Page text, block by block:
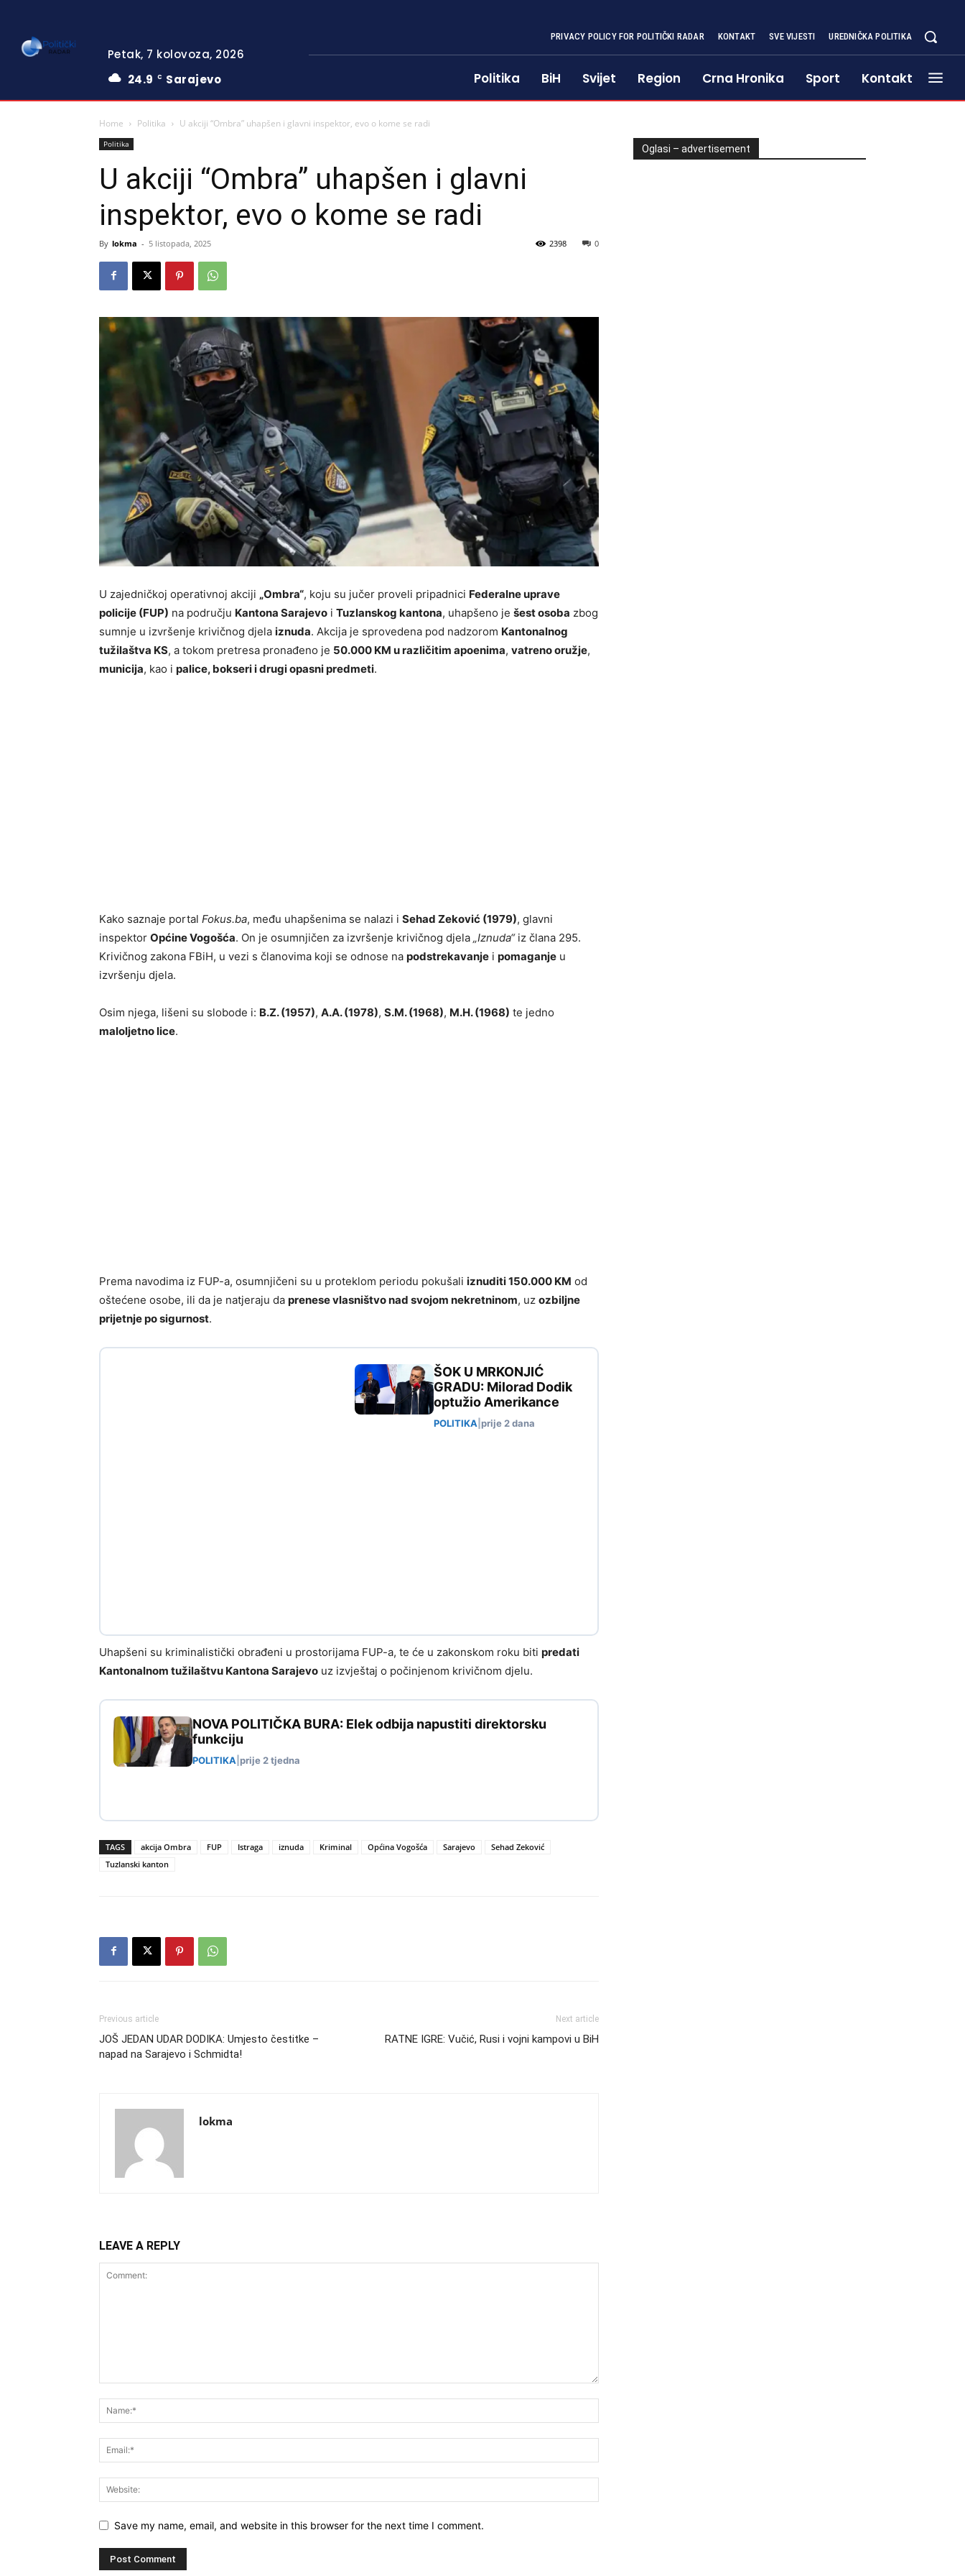
Petak, 7 kolovoza, 2026
24.9
C Sarajevo
PRIVACY POLICY FOR POLITIČKI RADAR KONTAKT SVE VIJESTI UREDNIČKA POLITIKA
Politika BiH Svijet Region Crna Hronika Sport Kontakt
Home Politika U akciji “Ombra” uhapšen i glavni inspektor, evo o kome se radi
Politika
U akciji “Ombra” uhapšen i glavni
inspektor, evo o kome se radi
By lokma - 5 listopada, 2025 0
2398
U zajedničkoj operativnoj akciji „Ombra“, koju su jučer proveli pripadnici Federalne uprave
policije (FUP) na području Kantona Sarajevo i Tuzlanskog kantona, uhapšeno je šest osoba zbog
sumnje u izvršenje krivičnog djela iznuda. Akcija je sprovedena pod nadzorom Kantonalnog
tužilaštva KS, a tokom pretresa pronađeno je 50.000 KM u različitim apoenima, vatreno oružje,
municija, kao i palice, bokseri i drugi opasni predmeti.
Kako saznaje portal Fokus.ba, među uhapšenima se nalazi i Sehad Zeković (1979), glavni
inspektor Općine Vogošća. On je osumnjičen za izvršenje krivičnog djela „Iznuda“iz člana 295.
Krivičnog zakona FBiH, u vezi s članovima koji se odnose na podstrekavanje i pomaganje u
izvršenju djela.
Osim njega, lišeni su slobode i: B.Z. (1957), A.A. (1978), S.M. (1968), M.H. (1968) te jedno
maloljetno lice.
Prema navodima iz FUP-a, osumnjičeni su u proteklom periodu pokušali iznuditi 150.000 KM od
oštećene osobe, ili da je natjeraju da prenese vlasništvo nad svojom nekretninom, uz ozbiljne
prijetnje po sigurnost.
ŠOK U MRKONJIĆ
GRADU: Milorad Dodik
optužio Amerikance
POLITIKA prije 2 dana
Uhapšeni su kriminalistički obrađeni u prostorijama FUP-a, te će u zakonskom roku biti predati
Kantonalnom tužilaštvu Kantona Sarajevo uz izvještaj o počinjenom krivičnom djelu.
NOVA POLITIČKA BURA: Elek odbija napustiti direktorsku
funkciju
POLITIKA prije 2 tjedna
TAGS akcija Ombra FUP Istraga iznuda Kriminal Općina Vogošća Sarajevo
Sehad Zeković
Tuzlanski kanton
Previous article
JOŠ JEDAN UDAR DODIKA: Umjesto čestitke –
napad na Sarajevo i Schmidta!
Next article
RATNE IGRE: Vučić, Rusi i vojni kampovi u BiH
lokma
LEAVE A REPLY
Save my name, email, and website in this browser for the next time I comment.
Oglasi – advertisement